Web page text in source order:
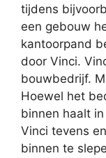
tijdens
een gebouw
kantoorpand
door Vinci.
bouwbedrijf.
Hoewel het
binnen haalt
Vinci tevens
binnen te